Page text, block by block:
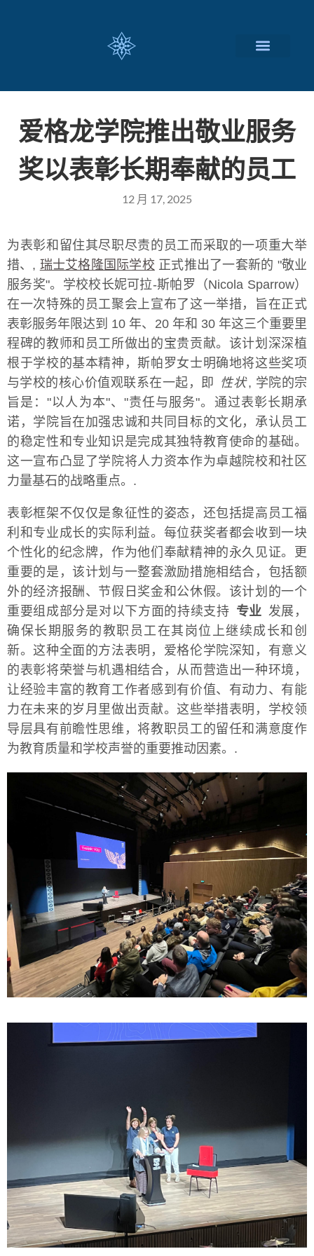
爱格龙学院推出敬业服务
奖以表彰长期奉献的员工
12 月 17, 2025
为表彰和留住其尽职尽责的员工而采取的一项重大举
措、, 瑞士艾格隆国际学校 正式推出了一套新的 "敬业
服务奖"。学校校长妮可拉-斯帕罗（Nicola Sparrow）
在一次特殊的员工聚会上宣布了这一举措，旨在正式
表彰服务年限达到 10 年、20 年和 30 年这三个重要里
程碑的教师和员工所做出的宝贵贡献。该计划深深植
根于学校的基本精神，斯帕罗女士明确地将这些奖项
与学校的核心价值观联系在一起，即 性状, 学院的宗
旨是："以人为本"、"责任与服务"。通过表彰长期承
诺，学院旨在加强忠诚和共同目标的文化，承认员工
的稳定性和专业知识是完成其独特教育使命的基础。
这一宣布凸显了学院将人力资本作为卓越院校和社区
力量基石的战略重点。.
表彰框架不仅仅是象征性的姿态，还包括提高员工福
利和专业成长的实际利益。每位获奖者都会收到一块
个性化的纪念牌，作为他们奉献精神的永久见证。更
重要的是，该计划与一整套激励措施相结合，包括额
外的经济报酬、节假日奖金和公休假。该计划的一个
重要组成部分是对以下方面的持续支持 专业 发展，
确保长期服务的教职员工在其岗位上继续成长和创
新。这种全面的方法表明，爱格伦学院深知，有意义
的表彰将荣誉与机遇相结合，从而营造出一种环境，
让经验丰富的教育工作者感到有价值、有动力、有能
力在未来的岁月里做出贡献。这些举措表明，学校领
导层具有前瞻性思维，将教职员工的留任和满意度作
为教育质量和学校声誉的重要推动因素。.